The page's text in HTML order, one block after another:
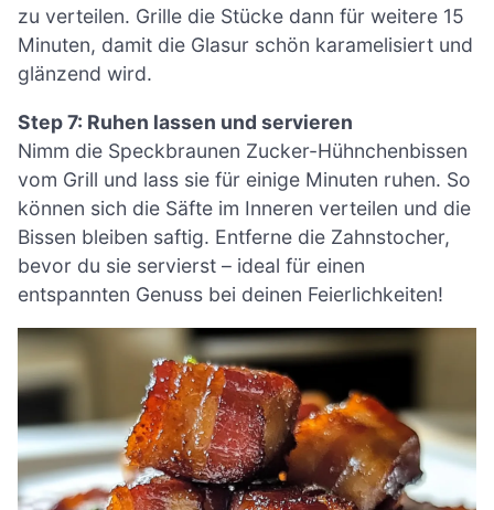
zu verteilen. Grille die Stücke dann für weitere 15
Minuten, damit die Glasur schön karamelisiert und
glänzend wird.
Step 7: Ruhen lassen und servieren
Nimm die Speckbraunen Zucker-Hühnchenbissen
vom Grill und lass sie für einige Minuten ruhen. So
können sich die Säfte im Inneren verteilen und die
Bissen bleiben saftig. Entferne die Zahnstocher,
bevor du sie servierst – ideal für einen
entspannten Genuss bei deinen Feierlichkeiten!